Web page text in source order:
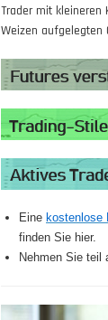
Trader mit kleineren
Weizen aufgelegten
Eine kostenlose
finden Sie hier.
Nehmen Sie teil